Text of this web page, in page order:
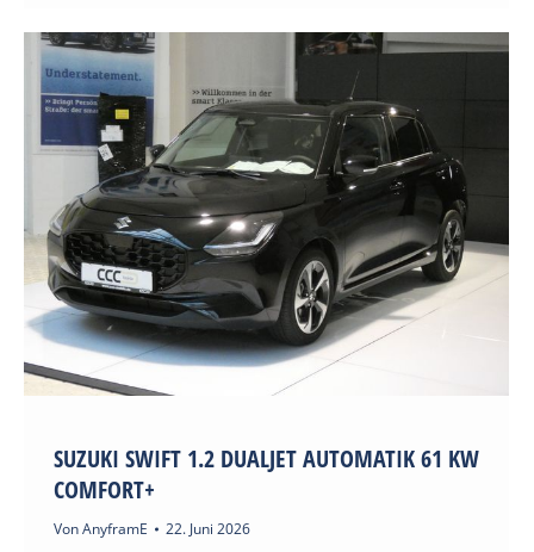
SUZUKI SWIFT 1.2 DUALJET AUTOMATIK 61 KW
COMFORT+
VonAnyframE 22. Juni 2026